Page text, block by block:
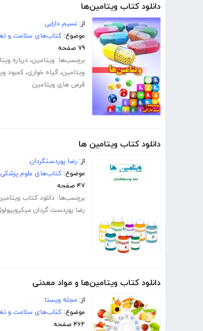
دانلود کتاب ویتامین‌ها
از: نسیم دارابی
موضوع: کتاب‌های سلامت و
۷۹ صفحه
برچسب‌ها: ویتامین، درباره
ویتامین، گیاه خواری، کمبود
قرص های ویتامین
دانلود کتاب ویتامین ها
از: رضا پوردستگردان
موضوع: کتاب‌های علوم پزشکی
۴۷ صفحه
برچسب‌ها: دانلود کتاب
رضا پوردست گردان
دانلود کتاب ویتامین‌ها و مواد معدنی
از: مجله ویستا
موضوع: کتاب‌های سلامت و
۴۶۲ صفحه